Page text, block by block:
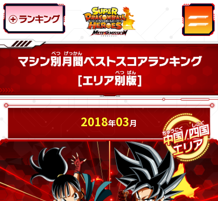
2018年03月